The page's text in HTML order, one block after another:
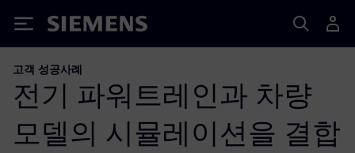
Siemens
고객 성공사례
전기 파워트레인과 차량
모델의 시뮬레이션을 결합